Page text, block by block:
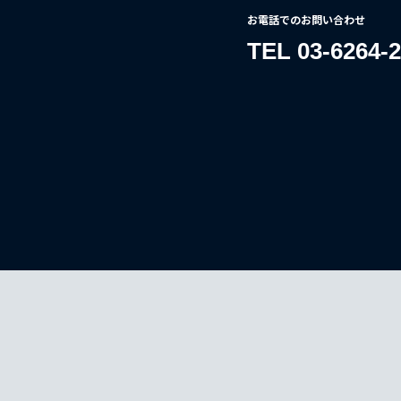
お電話でのお問い合わせ
TEL 03-6264-